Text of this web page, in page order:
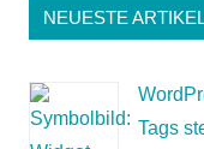
NEUESTE
Tags